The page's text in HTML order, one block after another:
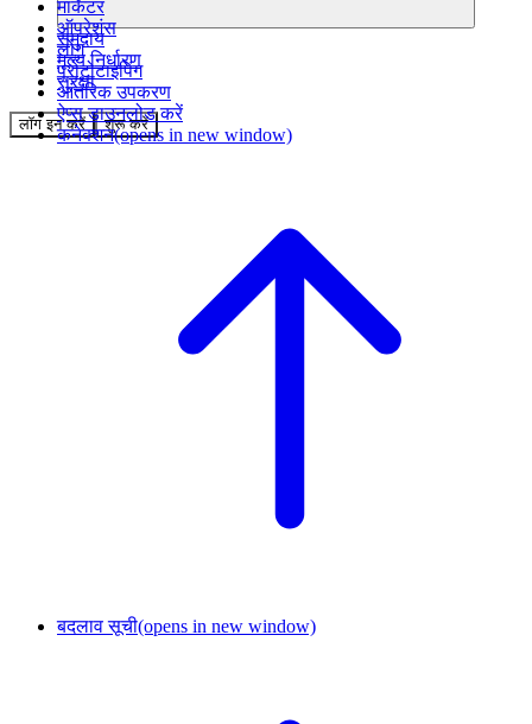
समुदाय
मूल्य निर्धारण
सुरक्षा
लॉग इन करें शुरू करें
मार्केटर
ऑपरेशंस
लोग
प्रोटोटाइपिंग
आंतरिक उपकरण
ऐप्स डाउनलोड करें
कनेक्शन(opens in new window)
बदलाव सूची(opens in new window)